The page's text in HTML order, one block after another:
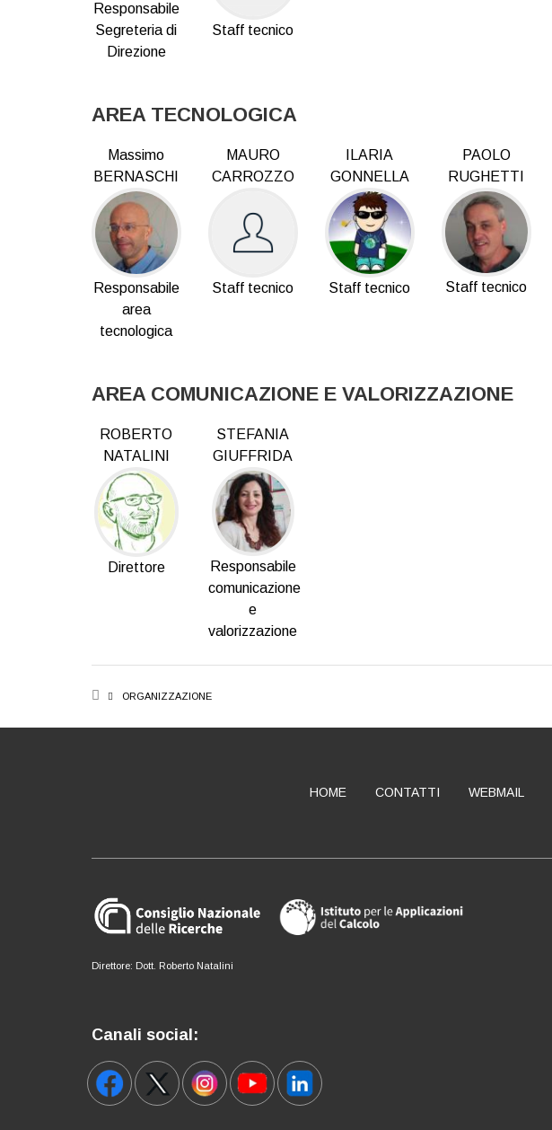
Responsabile
Segreteria di
Direzione
Staff tecnico
AREA TECNOLOGICA
Massimo
BERNASCHI
Responsabile
area
tecnologica
MAURO
CARROZZO
Staff tecnico
ILARIA
GONNELLA
Staff tecnico
PAOLO
RUGHETTI
Staff tecnico
AREA COMUNICAZIONE E VALORIZZAZIONE
ROBERTO
NATALINI
Direttore
STEFANIA
GIUFFRIDA
Responsabile
comunicazione
e
valorizzazione
BREADCRUMB
ORGANIZZAZIONE
HOME CONTATTI WEBMAIL
Direttore: Dott. Roberto Natalini
Canali social: